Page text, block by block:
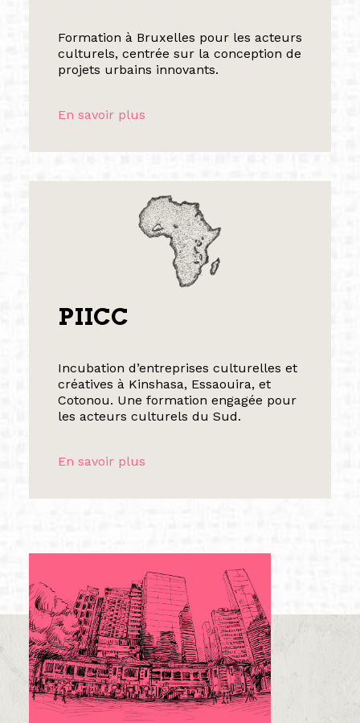
Formation à Bruxelles pour les acteurs
culturels, centrée sur la conception de
projets urbains innovants.
En savoir plus
PIICC
Incubation d’entreprises culturelles et
créatives à Kinshasa, Essaouira, et
Cotonou. Une formation engagée pour
les acteurs culturels du Sud.
En savoir plus